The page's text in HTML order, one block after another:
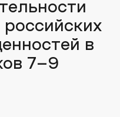
в
7–9